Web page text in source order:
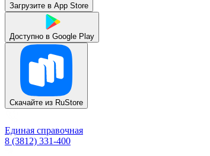
Загрузите в App Store
Доступно в Google Play
Скачайте из RuStore
Единая справочная
8 (3812) 331-400